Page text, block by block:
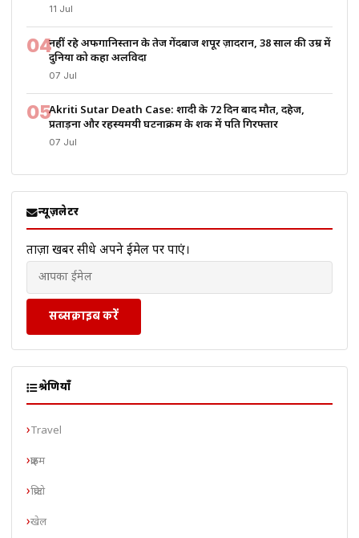
11 Jul
04नहीं रहे अफगानिस्तान के तेज गेंदबाज शपूर ज़ादरान, 38 साल की उम्र में
दुनिया को कहा अलविदा
07 Jul
05Akriti Sutar Death Case: शादी के 72 दिन बाद मौत, दहेज,
प्रताड़ना और रहस्यमयी घटनाक्रम के शक में पति गिरफ्तार
07 Jul
न्यूज़लेटर
ताज़ा खबरें सीधे अपने ईमेल पर पाएं।
सब्सक्राइब करें
श्रेणियाँ
Travel
क्राइम
क्रिप्टो
खेल